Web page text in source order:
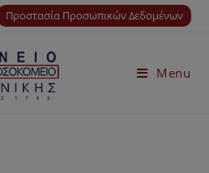
Προστασία Προσωπικών Δεδομένων
Menu